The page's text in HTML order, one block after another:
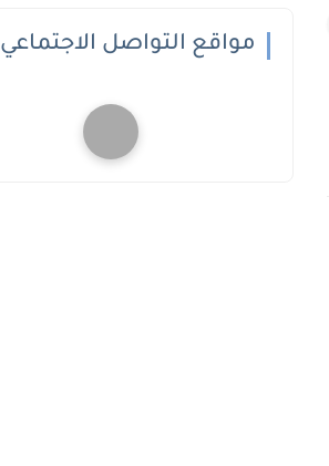
مواقع التواصل الاجتماعي